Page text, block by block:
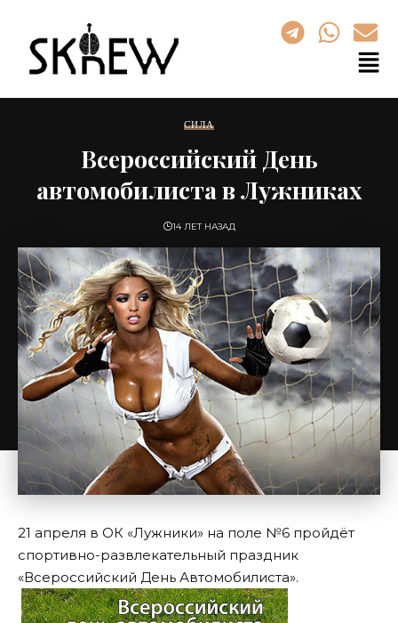
СИЛА
Всероссийский День
автомобилиста в Лужниках
14 ЛЕТ НАЗАД
21 апреля в ОК «Лужники» на поле №6 пройдёт
спортивно-развлекательный праздник
«Всероссийский День Автомобилиста».